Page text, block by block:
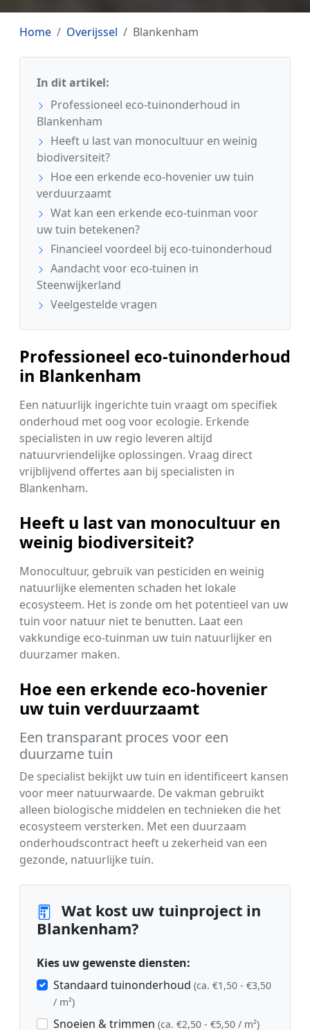
Home Overijssel Blankenham
In dit artikel:
Professioneel eco-tuinonderhoud in
Blankenham
Heeft u last van monocultuur en weinig
biodiversiteit?
Hoe een erkende eco-hovenier uw tuin
verduurzaamt
Wat kan een erkende eco-tuinman voor
uw tuin betekenen?
Financieel voordeel bij eco-tuinonderhoud
Aandacht voor eco-tuinen in
Steenwijkerland
Veelgestelde vragen
Professioneel eco-tuinonderhoud
in Blankenham
Een natuurlijk ingerichte tuin vraagt om specifiek
onderhoud met oog voor ecologie. Erkende
specialisten in uw regio leveren altijd
natuurvriendelijke oplossingen. Vraag direct
vrijblijvend offertes aan bij specialisten in
Blankenham.
Heeft u last van monocultuur en
weinig biodiversiteit?
Monocultuur, gebruik van pesticiden en weinig
natuurlijke elementen schaden het lokale
ecosysteem. Het is zonde om het potentieel van uw
tuin voor natuur niet te benutten. Laat een
vakkundige eco-tuinman uw tuin natuurlijker en
duurzamer maken.
Hoe een erkende eco-hovenier
uw tuin verduurzaamt
Een transparant proces voor een
duurzame tuin
De specialist bekijkt uw tuin en identificeert kansen
voor meer natuurwaarde. De vakman gebruikt
alleen biologische middelen en technieken die het
ecosysteem versterken. Met een duurzaam
onderhoudscontract heeft u zekerheid van een
gezonde, natuurlijke tuin.
Wat kost uw tuinproject in
Blankenham?
Kies uw gewenste diensten:
Standaard tuinonderhoud (ca. €1,50 - €3,50
/ m²)
Snoeien & trimmen (ca. €2,50 - €5,50 / m²)